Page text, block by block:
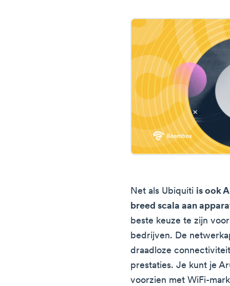
Net als Ubiquiti is ook
breed scala aan
beste keuze te zijn
bedrijven. De
draadloze
prestaties. Je kunt je
voorzien met WiFi-